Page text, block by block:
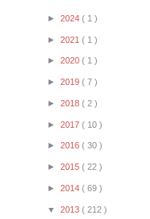
► 2024 ( 1 )
► 2021 ( 1 )
► 2020 ( 1 )
► 2019 ( 7 )
► 2018 ( 2 )
► 2017 ( 10 )
► 2016 ( 30 )
► 2015 ( 22 )
► 2014 ( 69 )
▼ 2013 ( 212 )